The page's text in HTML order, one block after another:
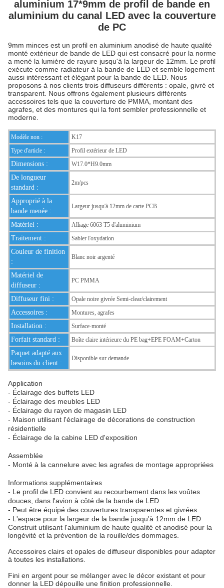
aluminium 17*9mm de profil de bande en
aluminium du canal LED avec la couverture
de PC
9mm minces est un profil en aluminium anodisé de haute qualité
monté extérieur de bande de LED qui est consacré pour la norme
a mené la lumière de rayure jusqu'à la largeur de 12mm. Le profil
exécute comme radiateur à la bande de LED et semble logement
aussi intéressant et élégant pour la bande de LED. Nous
proposons à nos clients trois diffuseurs différents : opale, givré et
transparent. Nous offrons également plusieurs différents
accessoires tels que la couverture de PMMA, montant des
agrafes, et des montures qui la font sembler professionnelle et
moderne.
Modèle non :
K17
Type d'article :
Profil extérieur de LED
Dimensions : W17.0*H9.0mm
De longueur
standard :
2m/pcs
Approprié à la
bande menée :
Largeur jusqu'à 12mm de carte PCB
Matériel : Alliage 6063 T5 d'aluminium
Traitement : Sabler l'oxydation
Couleur de finition
:
Blanc noir argenté
Matériel de
diffuseur :
PC PMMA
Diffuseur fini : Opale noire givrée Semi-clear/clairement
Accessoires : Montures, agrafes
Installation : Surface-monté
Forfait standard : Boîte claire intérieure du PE bag+EPE FOAM+Carton
Paquet adapté aux
besoins du client :
Disponible sur demande
Application
- Éclairage des buffets LED
- Éclairage des meubles LED
- Éclairage du rayon de magasin LED
- Maison utilisant l'éclairage de décorations de construction
résidentielle
- Éclairage de la cabine LED d'exposition
Assemblée
- Monté à la cannelure avec les agrafes de montage appropriées
Informations supplémentaires
- Le profil de LED convient au recourbement dans les voûtes
douces, dans l'avion à côté de la bande de LED
- Peut être équipé des couvertures transparentes et givrées
- L'espace pour la largeur de la bande jusqu'à 12mm de LED
Construit utilisant l'aluminium de haute qualité et anodisé pour la
longévité et la prévention de la rouille/des dommages.
Accessoires clairs et opales de diffuseur disponibles pour adapter
à toutes les installations.
Fini en argent pour se mélanger avec le décor existant et pour
donner la LED dépouille une finition professionnelle.